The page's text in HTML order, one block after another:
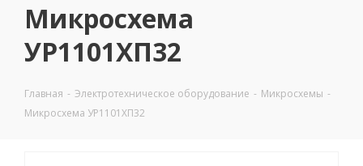
Микросхема
УР1101ХП32
Главная - Электротехническое оборудование - Микросхемы -
Микросхема УР1101ХП32